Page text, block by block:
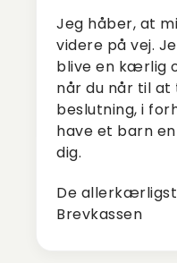
Jeg håber, at
videre på vej.
blive en kærlig
når du når til
beslutning, i
have et barn
dig.
De
Brevkassen